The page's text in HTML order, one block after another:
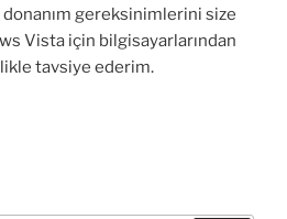
gereksinimlerini size
Vista için bilgisayarlarından
tavsiye ederim.